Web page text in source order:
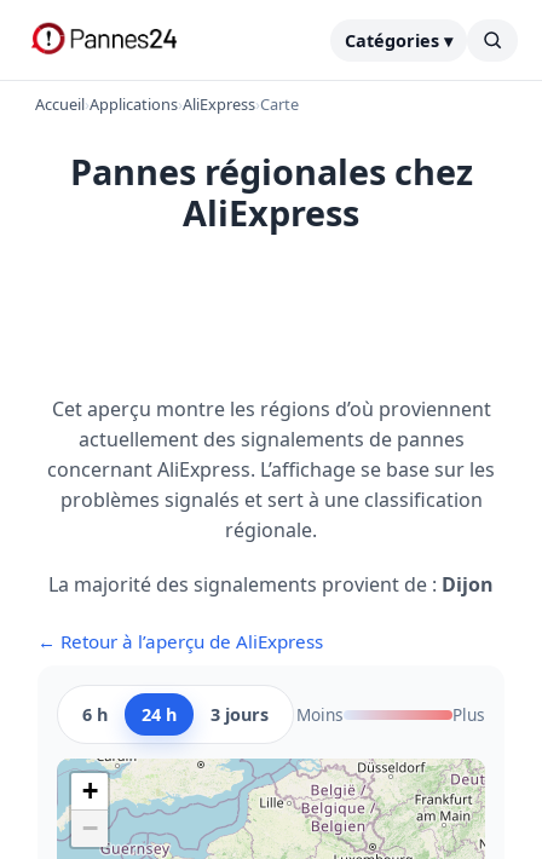
Catégories ▾
Accueil›Applications›AliExpress›Carte
Pannes régionales chez
AliExpress
Cet aperçu montre les régions d’où proviennent
actuellement des signalements de pannes
concernant AliExpress. L’affichage se base sur les
problèmes signalés et sert à une classification
régionale.
La majorité des signalements provient de : Dijon
← Retour à l’aperçu de AliExpress
6 h 24 h 3 jours Moins Plus
+
−